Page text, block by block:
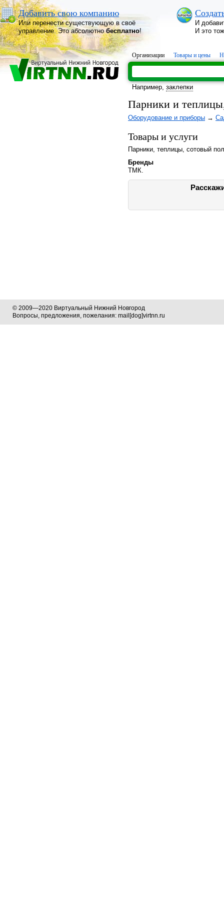
Добавить свою компанию
Или перенести существующую в своё
управление. Это абсолютнобесплатно!
И
И это
Организации Товары и цены
Например, заклепки
Парники и
Оборудование и приборы →
Товары и услуги
Парники, теплицы, сотовый
Бренды
ТМК.
© 2009—2020 Виртуальный Нижний Новгород
Вопросы, предложения, пожелания: mail[dog]virtnn.ru